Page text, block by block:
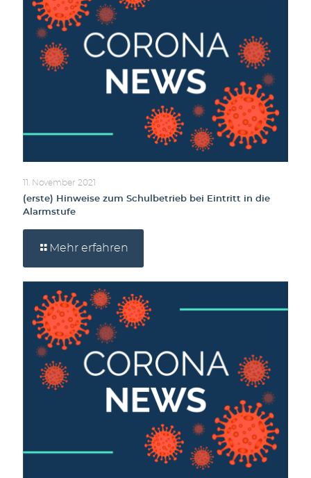
11. November 2021
(erste) Hinweise zum Schulbetrieb bei Eintritt in die
Alarmstufe
Mehr erfahren